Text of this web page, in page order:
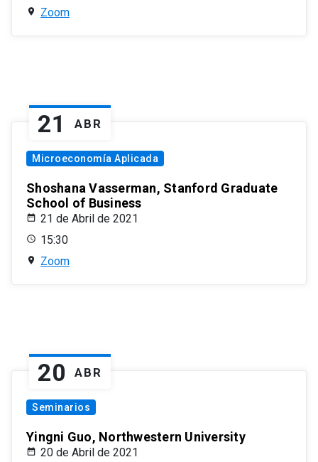
Zoom
21 ABR
Microeconomía Aplicada
Shoshana Vasserman, Stanford Graduate
School of Business
21 de Abril de 2021
15:30
Zoom
20 ABR
Seminarios
Yingni Guo, Northwestern University
20 de Abril de 2021